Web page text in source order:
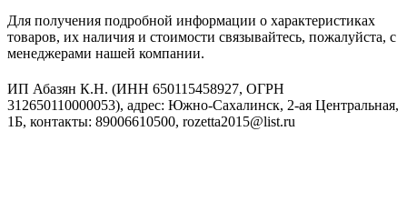
Для получения подробной информации о характеристиках
товаров, их наличия и стоимости связывайтесь, пожалуйста, с
менеджерами нашей компании.
ИП Абазян К.Н. (ИНН 650115458927, ОГРН
312650110000053), адрес: Южно-Сахалинск, 2-ая Центральная,
1Б, контакты: 89006610500, rozetta2015@list.ru